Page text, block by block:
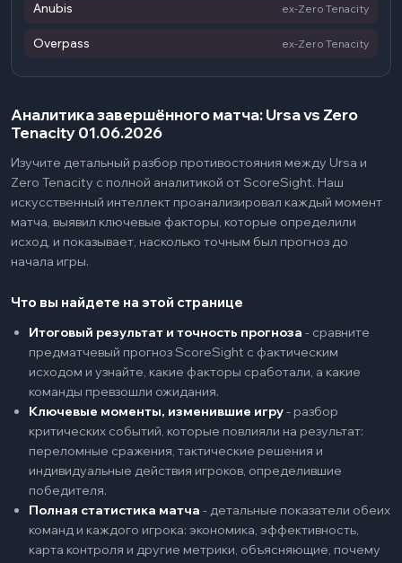
Anubis ex-Zero Tenacity
Overpass ex-Zero Tenacity
Аналитика завершённого матча: Ursa vs Zero
Tenacity 01.06.2026
Изучите детальный разбор противостояния между Ursa и
Zero Tenacity с полной аналитикой от ScoreSight. Наш
искусственный интеллект проанализировал каждый момент
матча, выявил ключевые факторы, которые определили
исход, и показывает, насколько точным был прогноз до
начала игры.
Что вы найдете на этой странице
Итоговый результат и точность прогноза - сравните
предматчевый прогноз ScoreSight с фактическим
исходом и узнайте, какие факторы сработали, а какие
команды превзошли ожидания.
Ключевые моменты, изменившие игру- разбор
критических событий, которые повлияли на результат:
переломные сражения, тактические решения и
индивидуальные действия игроков, определившие
победителя.
Полная статистика матча - детальные показатели обеих
команд и каждого игрока: экономика, эффективность,
карта контроля и другие метрики, объясняющие, почему